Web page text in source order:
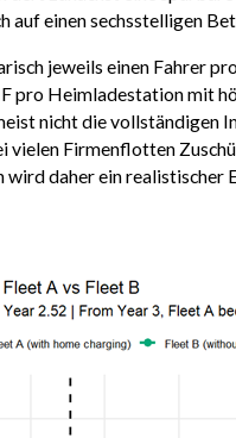
auf einen sechsstelligen
jeweils einen Fahrer
pro Heimladestation mit
nicht die vollständigen
vielen Firmenflotten
daher ein realistischer